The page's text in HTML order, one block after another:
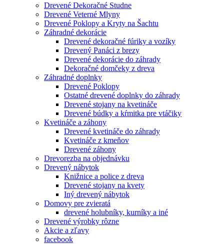
Drevené Dekoračné Studne
Drevené Veterné Mlyny
Drevené Poklopy a Kryty na Šachtu
Záhradné dekorácie
Drevené dekoračné fúriky a vozíky
Drevený Panáci z brezy
Drevené dekorácie do záhrady
Dekoračné domčeky z dreva
Záhradné doplnky
Drevené Poklopy
Ostatné drevené doplnky do záhrady
Drevené stojany na kvetináče
Drevené búdky a kŕmitka pre vtáčiky
Kvetináče a záhony
Drevené kvetináče do záhrady
Kvetináče z kmeňov
Drevené záhony
Drevorezba na objednávku
Drevený nábytok
Knižnice a police z dreva
Drevené stojany na kvety
Iný drevený nábytok
Domovy pre zvieratá
drevené holubníky, kurníky a iné
Drevené výrobky rôzne
Akcie a zľavy
facebook